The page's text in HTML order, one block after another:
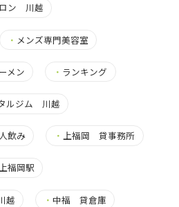
ン 川越
・ メンズ専門美容室
メン ・ ランキング
ルジム 川越
飲み ・上福岡 貸事務所
福岡駅
越 ・中福 貸倉庫